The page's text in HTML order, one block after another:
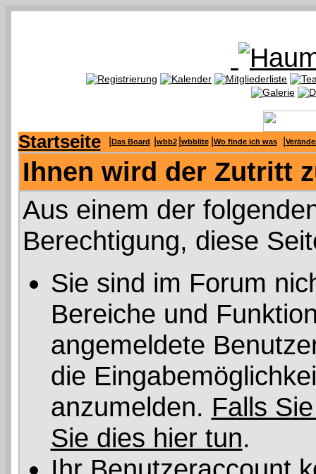
Startseite Das Board wbb2 wbblite Wo finde ich was
Ihnen wird der Zutritt
Aus einem der
Berechtigung, diese
Sie sind im Forum
Bereiche und
angemeldete
die
anzumelden. Falls
Sie dies hier tun.